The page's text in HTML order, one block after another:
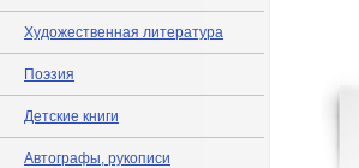
Художественная литература
Поэзия
Детские книги
Автографы, рукописи